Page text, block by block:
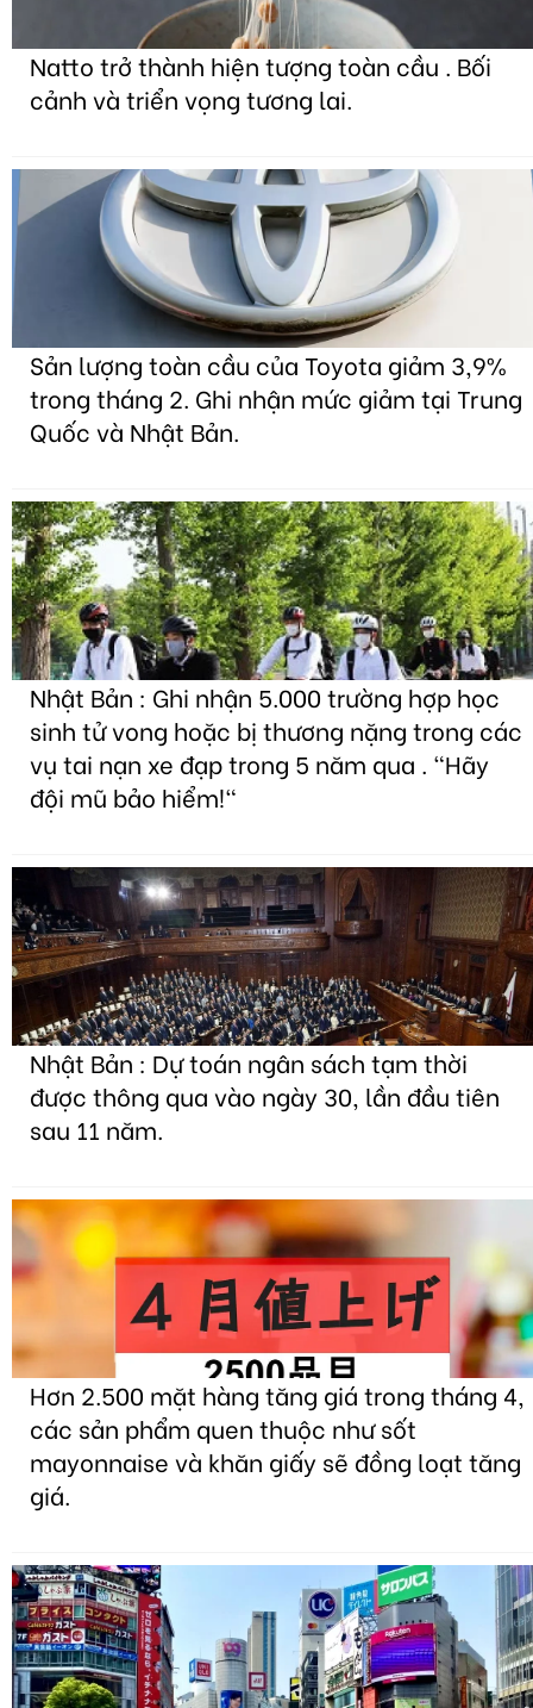
Natto trở thành hiện tượng toàn cầu . Bối
cảnh và triển vọng tương lai.
Sản lượng toàn cầu của Toyota giảm 3,9%
trong tháng 2. Ghi nhận mức giảm tại Trung
Quốc và Nhật Bản.
Nhật Bản : Ghi nhận 5.000 trường hợp học
sinh tử vong hoặc bị thương nặng trong các
vụ tai nạn xe đạp trong 5 năm qua . "Hãy
đội mũ bảo hiểm!"
Nhật Bản : Dự toán ngân sách tạm thời
được thông qua vào ngày 30, lần đầu tiên
sau 11 năm.
Hơn 2.500 mặt hàng tăng giá trong tháng 4,
các sản phẩm quen thuộc như sốt
mayonnaise và khăn giấy sẽ đồng loạt tăng
giá.